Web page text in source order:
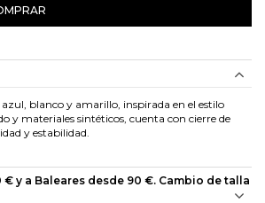
blanco y amarillo, inspirada en el estilo
y materiales sintéticos, cuenta con cierre de
y estabilidad.
y a Baleares desde 90 €. Cambio de talla